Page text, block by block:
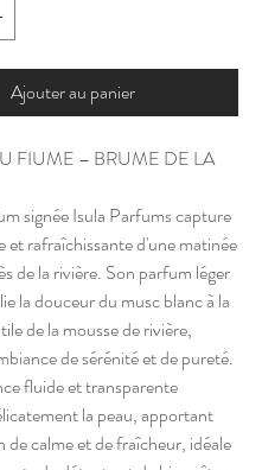
Ajouter au panier
FIUME – BRUME DE LA
signée Isula Parfums capture
et rafraîchissante d'une matinée
de la rivière. Son parfum léger
la douceur du musc blanc à la
de la mousse de rivière,
de sérénité et de pureté.
fluide et transparente
la peau, apportant
de calme et de fraîcheur, idéale